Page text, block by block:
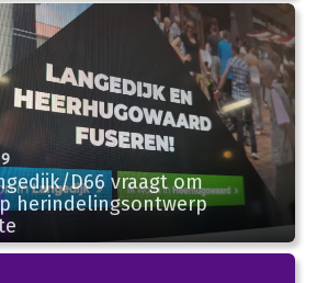
D66 vraagt om
herindelingsontwerp